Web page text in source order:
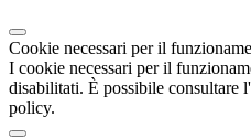
Cookie necessari per il
I cookie necessari per il
disabilitati. È possibile consultare
policy.